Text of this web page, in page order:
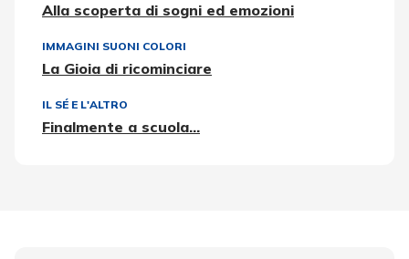
Alla scoperta di sogni ed emozioni
IMMAGINI SUONI COLORI
La Gioia di ricominciare
IL SÉ E L'ALTRO
Finalmente a scuola...